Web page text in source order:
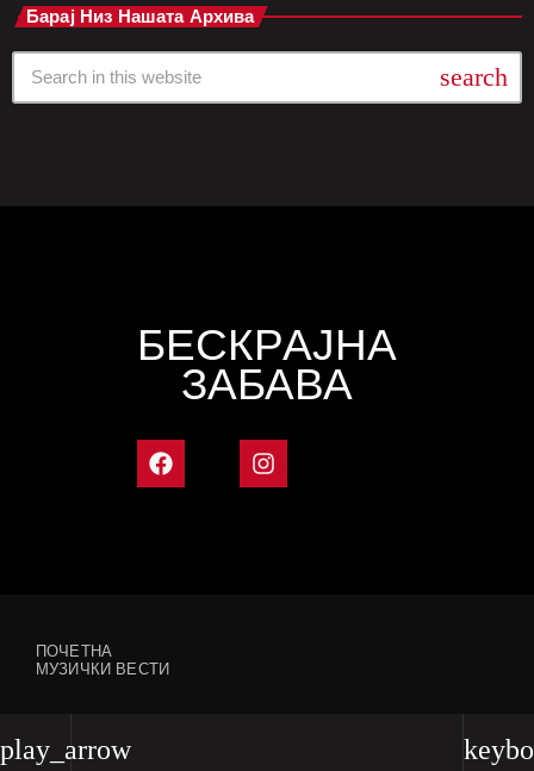
play_arrow
Барај Низ Нашата Архива
search
БЕСКРАЈНА
ЗАБАВА
ПОЧЕТНА
МУЗИЧКИ ВЕСТИ